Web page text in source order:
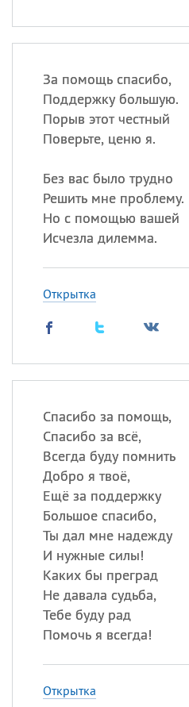
За помощь спасибо,
Поддержку большую.
Порыв этот честный
Поверьте, ценю я.
Без вас было трудно
Решить мне проблему.
Но с помощью вашей
Исчезла дилемма.
Открытка
Спасибо за помощь,
Спасибо за всё,
Всегда буду помнить
Добро я твоё,
Ещё за поддержку
Большое спасибо,
Ты дал мне надежду
И нужные силы!
Каких бы преград
Не давала судьба,
Тебе буду рад
Помочь я всегда!
Открытка